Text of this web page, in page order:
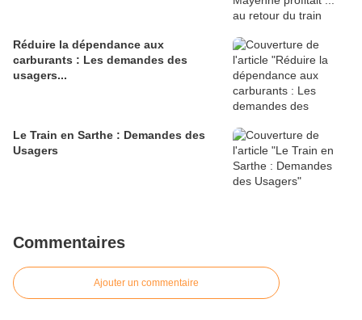
Réduire la dépendance aux
carburants : Les demandes des
usagers...
Le Train en Sarthe : Demandes des
Usagers
Commentaires
Ajouter un commentaire